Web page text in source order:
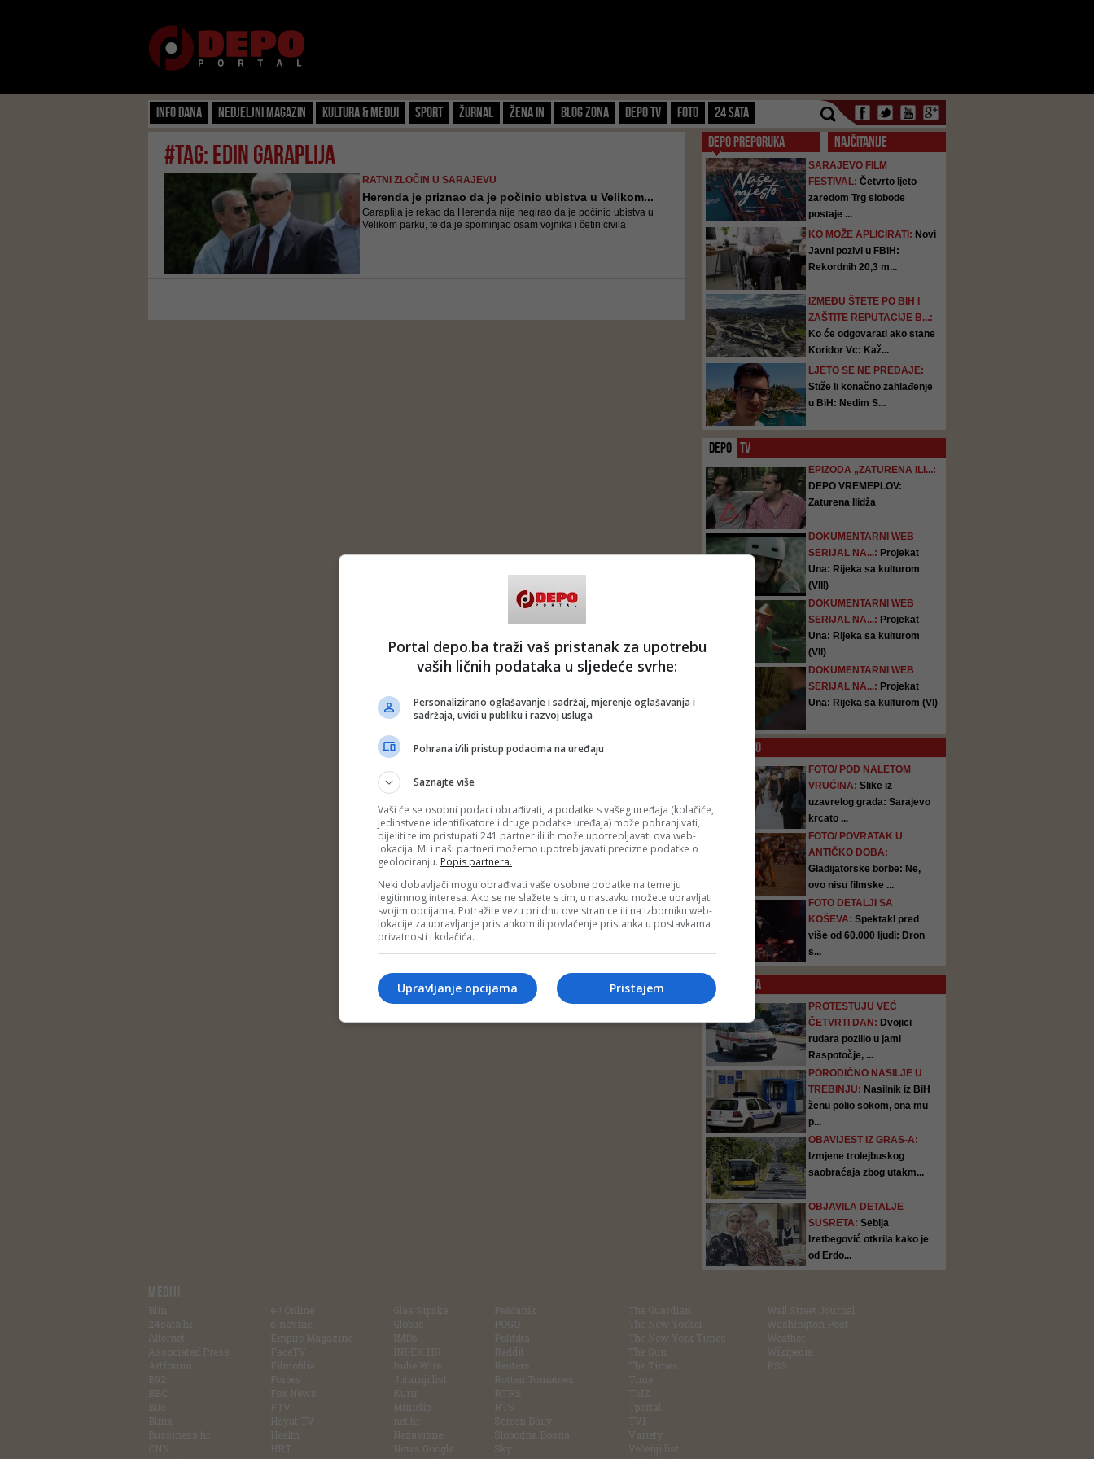
Info dana Nedjeljni magazin Kultura & Mediji Sport Žurnal Žena IN Blog zona Depo TV FOTO 24 SATA
#tag: edin garaplija
RATNI ZLOČIN U SARAJEVU
Herenda je priznao da je počinio ubistva u Velikom...
Garaplija je rekao da Herenda nije negirao da je počinio ubistva u
Velikom parku, te da je spominjao osam vojnika i četiri civila
DEPO PREPORUKA NAJČITANIJE
SARAJEVO FILM
FESTIVAL: Četvrto ljeto
zaredom Trg slobode
postaje ...
KO MOŽE APLICIRATI: Novi
Javni pozivi u FBiH:
Rekordnih 20,3 m...
IZMEĐU ŠTETE PO BIH I
ZAŠTITE REPUTACIJE B...:
Ko će odgovarati ako stane
Koridor Vc: Kaž...
LJETO SE NE PREDAJE:
Stiže li konačno zahlađenje
u BiH: Nedim S...
DEPO TV
EPIZODA „ZATURENA ILI...:
DEPO VREMEPLOV:
Zaturena Ilidža
DOKUMENTARNI WEB
SERIJAL NA...: Projekat
Una: Rijeka sa kulturom
(VIII)
DOKUMENTARNI WEB
SERIJAL NA...: Projekat
Una: Rijeka sa kulturom
(VII)
DOKUMENTARNI WEB
SERIJAL NA...: Projekat
Una: Rijeka sa kulturom (VI)
FOTO
FOTO/ POD NALETOM
VRUĆINA: Slike iz
uzavrelog grada: Sarajevo
krcato ...
FOTO/ POVRATAK U
ANTIČKO DOBA:
Gladijatorske borbe: Ne,
ovo nisu filmske ...
FOTO DETALJI SA
KOŠEVA: Spektakl pred
više od 60.000 ljudi: Dron
s...
24 SATA
PROTESTUJU VEĆ
ČETVRTI DAN: Dvojici
rudara pozlilo u jami
Raspotočje, ...
PORODIČNO NASILJE U
TREBINJU: Nasilnik iz BiH
ženu polio sokom, ona mu
p...
OBAVIJEST IZ GRAS-A:
Izmjene trolejbuskog
saobraćaja zbog utakm...
OBJAVILA DETALJE
SUSRETA: Sebija
Izetbegović otkrila kako je
od Erdo...
MEDIJI
Blin
24sata.hr
Alternet
Associated Press
Artforum
B92
BBC
Blic
Blinx
Bussiness.hr
CNN
e-! Online
e-novine
Empire Magazine
FaceTV
Filmofilia
Forbes
Fox News
FTV
Hayat TV
Health
HRT
Glas Srpske
Globus
IMDb
INDEX.HR
Indie Wire
Jutarnji list
Kurir
Miniclip
net.hr
Nezavisne
News Google
Pešćanik
POGO
Politika
Reddit
Reuters
Rotten Tomatoes
RTRS
RTS
Screen Daily
Slobodna Bosna
Sky
The Guardian
The New Yorker
The New York Times
The Sun
The Times
Time
TMZ
Tportal
TV1
Variety
Večenji list
Wall Street Journal
Washington Post
Weather
Wikipedia
RSS
Portal depo.ba traži vaš pristanak za upotrebu
vaših ličnih podataka u sljedeće svrhe:
Personalizirano oglašavanje i sadržaj, mjerenje oglašavanja i
sadržaja, uvidi u publiku i razvoj usluga
Pohrana i/ili pristup podacima na uređaju
Saznajte više
Vaši će se osobni podaci obrađivati, a podatke s vašeg uređaja (kolačiće,
jedinstvene identifikatore i druge podatke uređaja) može pohranjivati,
dijeliti te im pristupati 241 partner ili ih može upotrebljavati ova web-
lokacija. Mi i naši partneri možemo upotrebljavati precizne podatke o
geolociranju. Popis partnera.
Neki dobavljači mogu obrađivati vaše osobne podatke na temelju
legitimnog interesa. Ako se ne slažete s tim, u nastavku možete upravljati
svojim opcijama. Potražite vezu pri dnu ove stranice ili na izborniku web-
lokacije za upravljanje pristankom ili povlačenje pristanka u postavkama
privatnosti i kolačića.
Pristajem
Upravljanje opcijama